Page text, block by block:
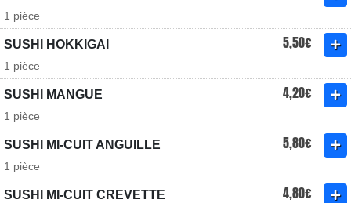
1 pièce
SUSHI HOKKIGAI 5,50€
1 pièce
SUSHI MANGUE 4,20€
1 pièce
SUSHI MI-CUIT ANGUILLE 5,80€
1 pièce
SUSHI MI-CUIT CREVETTE 4,80€